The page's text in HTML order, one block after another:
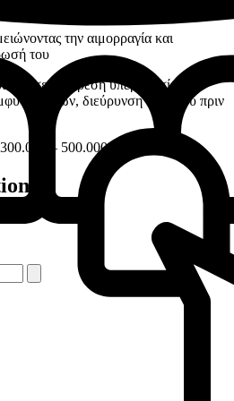
ή του νυστεριού
την αιμορραγία και
του
σε αφαίρεση υπερπλασίας
διεύρυνση θυλάκου πριν
– 500.000 rpm